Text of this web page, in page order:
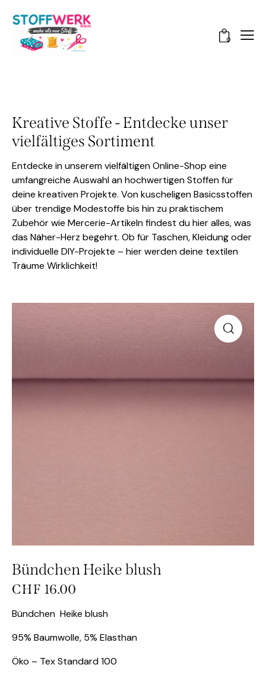
0
Kreative Stoffe - Entdecke unser
vielfältiges Sortiment
Entdecke in unserem vielfältigen Online-Shop eine
umfangreiche Auswahl an hochwertigen Stoffen für
deine kreativen Projekte. Von kuscheligen Basicsstoffen
über trendige Modestoffe bis hin zu praktischem
Zubehör wie Mercerie-Artikeln findest du hier alles, was
das Näher-Herz begehrt. Ob für Taschen, Kleidung oder
individuelle DIY-Projekte – hier werden deine textilen
Träume Wirklichkeit!
Bündchen Heike blush
CHF 16.00
Bündchen Heike blush
95% Baumwolle, 5% Elasthan
Öko – Tex Standard 100